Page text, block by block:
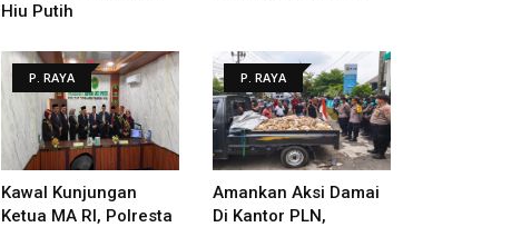
Hiu Putih
P. RAYA
Kawal Kunjungan
Ketua MA RI, Polresta
P. RAYA
Amankan Aksi Damai
Di Kantor PLN,